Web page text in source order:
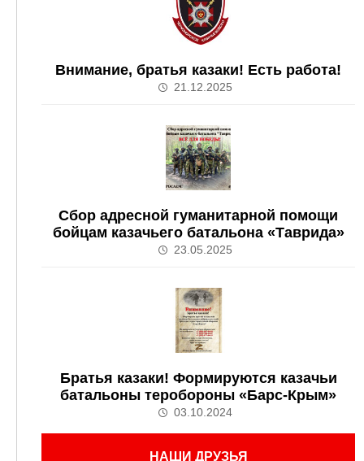
Внимание, братья казаки! Есть работа!
21.12.2025
Сбор адресной гуманитарной помощи
бойцам казачьего батальона «Таврида»
23.05.2025
Братья казаки! Формируются казачьи
батальоны теробороны «Барс-Крым»
03.10.2024
НАШИ ДРУЗЬЯ